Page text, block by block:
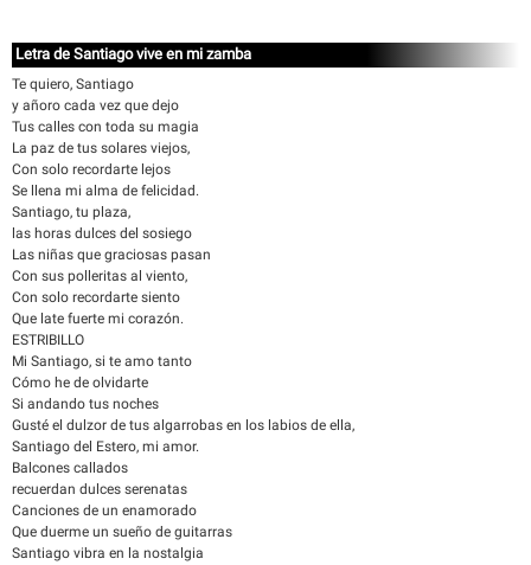
Letra de Santiago vive en mi zamba
Te quiero, Santiago
y añoro cada vez que dejo
Tus calles con toda su magia
La paz de tus solares viejos,
Con solo recordarte lejos
Se llena mi alma de felicidad.
Santiago, tu plaza,
las horas dulces del sosiego
Las niñas que graciosas pasan
Con sus polleritas al viento,
Con solo recordarte siento
Que late fuerte mi corazón.
ESTRIBILLO
Mi Santiago, si te amo tanto
Cómo he de olvidarte
Si andando tus noches
Gusté el dulzor de tus algarrobas en los labios de ella,
Santiago del Estero, mi amor.
Balcones callados
recuerdan dulces serenatas
Canciones de un enamorado
Que duerme un sueño de guitarras
Santiago vibra en la nostalgia